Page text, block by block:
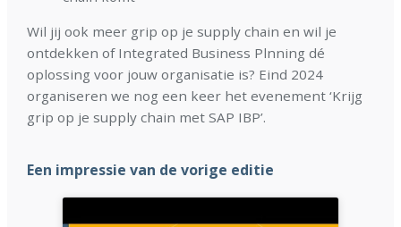
Wil jij ook meer grip op je supply chain en wil je
ontdekken of Integrated Business Plnning dé
oplossing voor jouw organisatie is? Eind 2024
organiseren we nog een keer het evenement ‘Krijg
grip op je supply chain met SAP IBP’.
Een impressie van de vorige editie